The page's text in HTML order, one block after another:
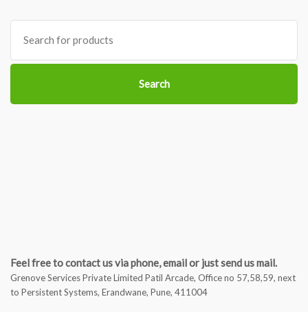
Search
for:
Search
Feel free to contact us via phone, email or just send us mail.
Grenove Services Private Limited Patil Arcade, Office no 57,58,59, next
to Persistent Systems, Erandwane, Pune, 411004